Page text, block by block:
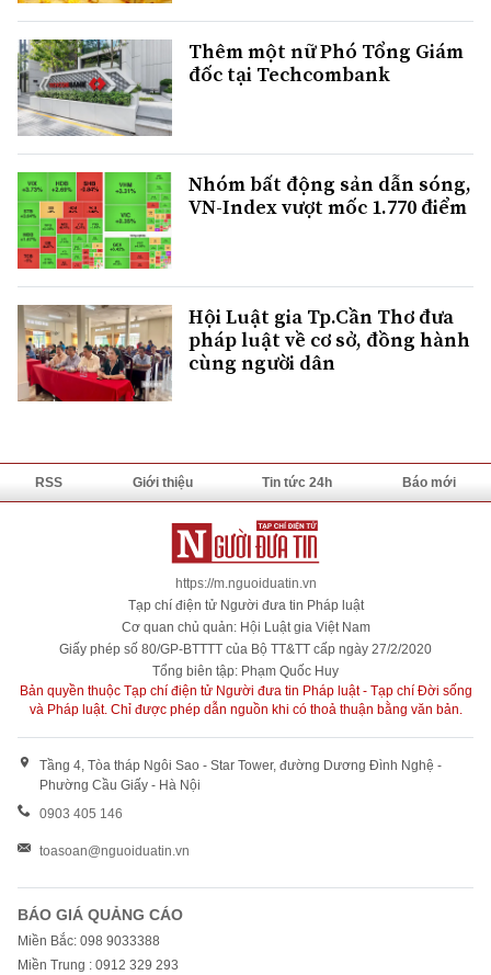
Thêm một nữ Phó Tổng Giám
đốc tại Techcombank
Nhóm bất động sản dẫn sóng,
VN-Index vượt mốc 1.770 điểm
Hội Luật gia Tp.Cần Thơ đưa
pháp luật về cơ sở, đồng hành
cùng người dân
RSS Giới thiệu Tin tức 24h Báo mới
https://m.nguoiduatin.vn
Tạp chí điện tử Người đưa tin Pháp luật
Cơ quan chủ quản: Hội Luật gia Việt Nam
Giấy phép số 80/GP-BTTTT của Bộ TT&TT cấp ngày 27/2/2020
Tổng biên tập: Phạm Quốc Huy
Bản quyền thuộc Tạp chí điện tử Người đưa tin Pháp luật - Tạp chí Đời sống
và Pháp luật. Chỉ được phép dẫn nguồn khi có thoả thuận bằng văn bản.
Tầng 4, Tòa tháp Ngôi Sao - Star Tower, đường Dương Đình Nghệ -
Phường Cầu Giấy - Hà Nội
0903 405 146
toasoan@nguoiduatin.vn
BÁO GIÁ QUẢNG CÁO
Miền Bắc: 098 9033388
Miền Trung : 0912 329 293